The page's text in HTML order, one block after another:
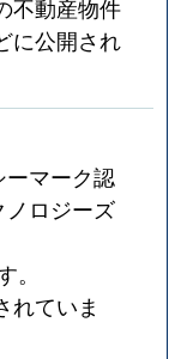
不動産物件
に公開され
マーク認
ロジーズ
れていま